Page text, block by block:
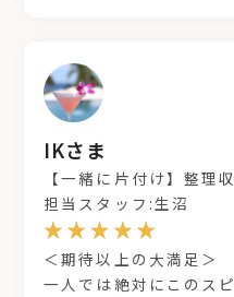
IKさま
【一緒に片付け】整理
担当スタッフ:生沼
＜期待以上の大満足＞
一人では絶対にこのス